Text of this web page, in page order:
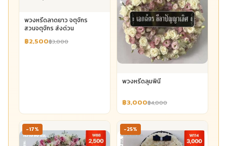
พวงหรีดลาดยาว จตุจักร
สวนจตุจักร ส่งด่วน
฿2,500฿3,000
พวงหรีดลุมพินี
฿3,000฿4,000
-17% -25%